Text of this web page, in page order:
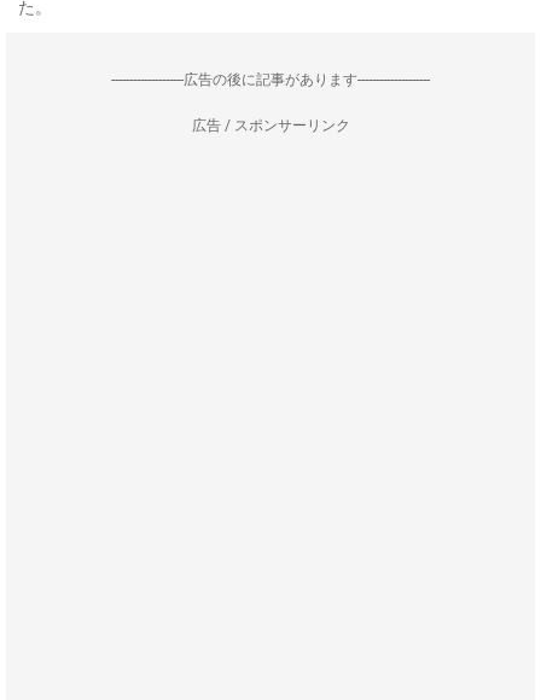
た。
--------------------広告の後に記事があります--------------------
広告 / スポンサーリンク